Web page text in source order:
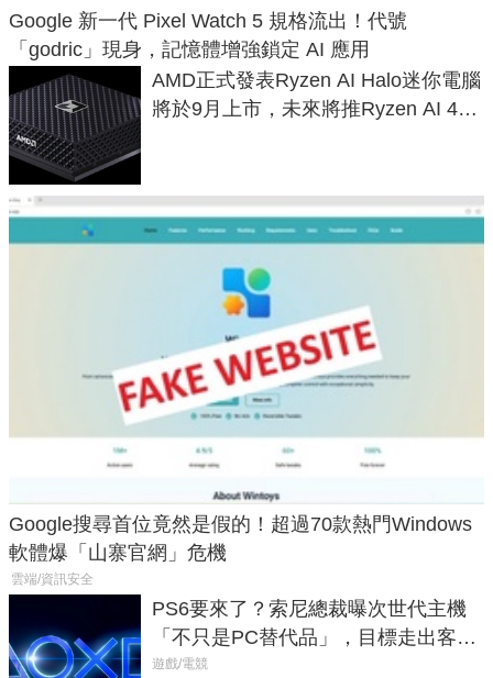
Google 新一代 Pixel Watch 5 規格流出！代號
「godric」現身，記憶體增強鎖定 AI 應用
AMD正式發表Ryzen AI Halo迷你電腦
將於9月上市，未來將推Ryzen AI 400
Google搜尋首位竟然是假的！超過70款熱門Windows
軟體爆「山寨官網」危機
雲端/資訊安全
PS6要來了？索尼總裁曝次世代主機
「不只是PC替代品」，目標走出客
廳、進軍電競桌面
遊戲/電競